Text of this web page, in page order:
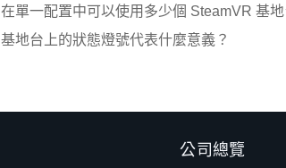
在單一配置中可以使用多少個 SteamVR 基地
基地台上的狀態燈號代表什麼意義？
公司總覽